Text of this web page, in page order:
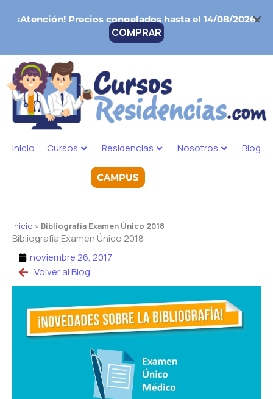
¡Atención!Precios congelados hasta el 14/08/2026
COMPRAR
Inicio Cursos Residencias Nosotros Blog
CAMPUS
Inicio » Bibliografía Examen Único 2018
Bibliografía Examen Único 2018
noviembre 26, 2017
Volver al Blog